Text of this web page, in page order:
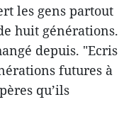
les gens partout
huit générations.
depuis. "Ecris
futures à
qu’ils